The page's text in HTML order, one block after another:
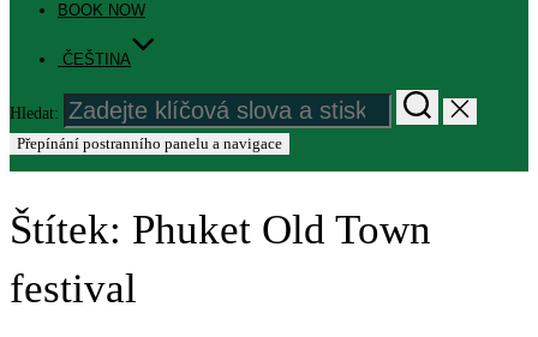
BOOK NOW
ČEŠTINA
Hledat:
Přepínání postranního panelu a navigace
Štítek: Phuket Old Town
festival